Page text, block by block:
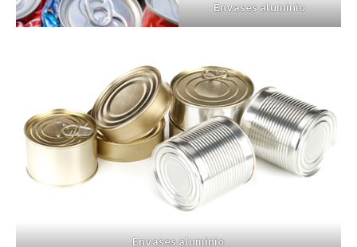
Envases aluminio
Envases aluminio